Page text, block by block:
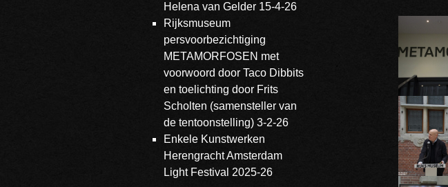
Helena van Gelder 15-4-26
Rijksmuseum
persvoorbezichtiging
METAMORFOSEN met
voorwoord door Taco Dibbits
en toelichting door Frits
Scholten (samensteller van
de tentoonstelling) 3-2-26
Enkele Kunstwerken
Herengracht Amsterdam
Light Festival 2025-26